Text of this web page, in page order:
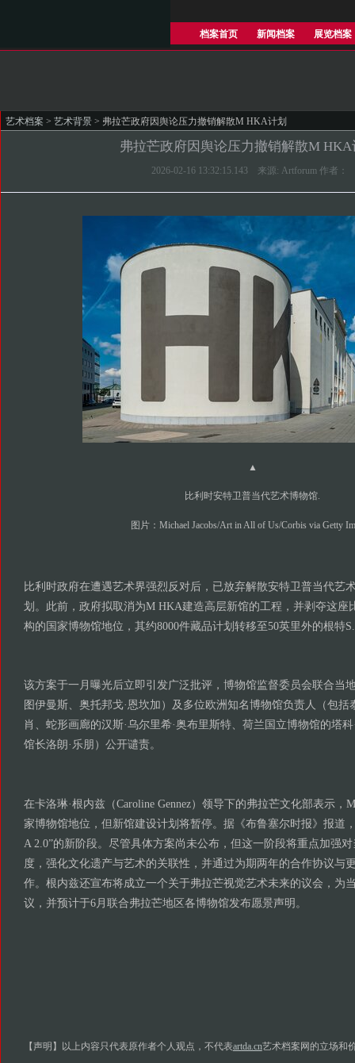
档案首页 新闻档案 展览档案
艺术档案 > 艺术背景 > 弗拉芒政府因舆论压力撤销解散M HKA计划
弗拉芒政府因舆论压力撤销解散M
2026-02-16 13:32:15.143 来源: Artforum 作者：
▲
比利时安特卫普当代艺术博物馆.
图片：Michael Jacobs/Art in All of Us/Corbis via Getty
比利时政府在遭遇艺术界强烈反对后，已放弃解散安特卫普当代艺
划。此前，政府拟取消为M HKA建造高层新馆的工程，并剥夺这座
构的国家博物馆地位，其约8000件藏品计划转移至50英里外的根特
该方案于一月曝光后立即引发广泛批评，博物馆监督委员会联合当
图伊曼斯、奥托邦戈·恩坎加）及多位欧洲知名博物馆负责人（包括
肖、蛇形画廊的汉斯·乌尔里希·奥布里斯特、荷兰国立博物馆的塔
馆长洛朗·乐朋）公开谴责。
在卡洛琳·根内兹（Caroline Gennez）领导下的弗拉芒文化部表示，
家博物馆地位，但新馆建设计划将暂停。据《布鲁塞尔时报》报道
A 2.0”的新阶段。尽管具体方案尚未公布，但这一阶段将重点加强
度，强化文化遗产与艺术的关联性，并通过为期两年的合作协议与
作。根内兹还宣布将成立一个关于弗拉芒视觉艺术未来的议会，为
议，并预计于6月联合弗拉芒地区各博物馆发布愿景声明。
【声明】以上内容只代表原作者个人观点，不代表artda.cn艺术档案网的立场和